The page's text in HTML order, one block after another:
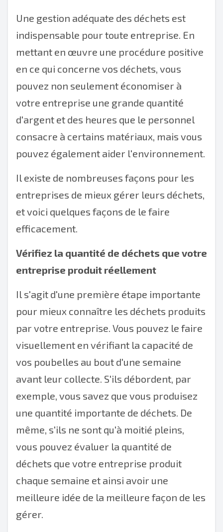
Une gestion adéquate des déchets est
indispensable pour toute entreprise. En
mettant en œuvre une procédure positive
en ce qui concerne vos déchets, vous
pouvez non seulement économiser à
votre entreprise une grande quantité
d'argent et des heures que le personnel
consacre à certains matériaux, mais vous
pouvez également aider l'environnement.
Il existe de nombreuses façons pour les
entreprises de mieux gérer leurs déchets,
et voici quelques façons de le faire
efficacement.
Vérifiez la quantité de déchets que votre
entreprise produit réellement
Il s'agit d'une première étape importante
pour mieux connaître les déchets produits
par votre entreprise. Vous pouvez le faire
visuellement en vérifiant la capacité de
vos poubelles au bout d'une semaine
avant leur collecte. S'ils débordent, par
exemple, vous savez que vous produisez
une quantité importante de déchets. De
même, s'ils ne sont qu'à moitié pleins,
vous pouvez évaluer la quantité de
déchets que votre entreprise produit
chaque semaine et ainsi avoir une
meilleure idée de la meilleure façon de les
gérer.